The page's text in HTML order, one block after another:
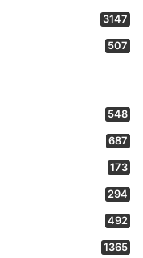
3147
507
548
687
173
294
492
1365